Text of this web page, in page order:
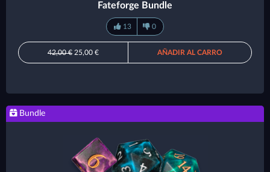
Fateforge Bundle
13 0
42,00 € 25,00 € AÑADIR AL CARRO
Bundle